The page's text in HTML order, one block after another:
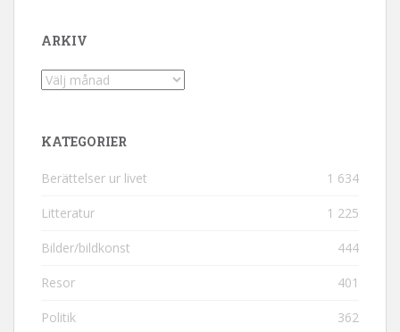
ARKIV
Arkiv
KATEGORIER
Berättelser ur livet 1 634
Litteratur 1 225
Bilder/bildkonst 444
Resor 401
Politik 362